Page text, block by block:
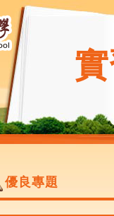
優良專題